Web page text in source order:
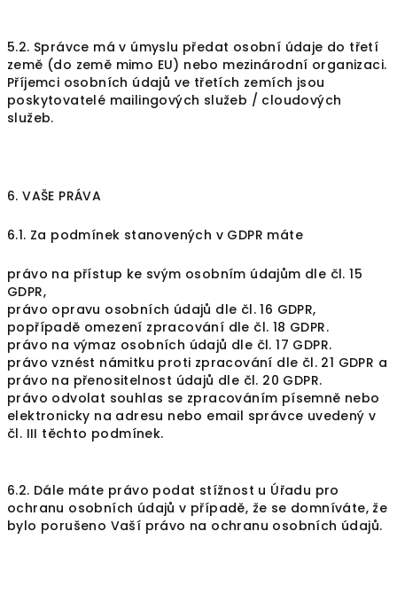
5.2. Správce má v úmyslu předat osobní údaje do třetí
země (do země mimo EU) nebo mezinárodní organizaci.
Příjemci osobních údajů ve třetích zemích jsou
poskytovatelé mailingových služeb / cloudových
služeb.
6. VAŠE PRÁVA
6.1. Za podmínek stanovených v GDPR máte
právo na přístup ke svým osobním údajům dle čl. 15
GDPR,
právo opravu osobních údajů dle čl. 16 GDPR,
popřípadě omezení zpracování dle čl. 18 GDPR.
právo na výmaz osobních údajů dle čl. 17 GDPR.
právo vznést námitku proti zpracování dle čl. 21 GDPR a
právo na přenositelnost údajů dle čl. 20 GDPR.
právo odvolat souhlas se zpracováním písemně nebo
elektronicky na adresu nebo email správce uvedený v
čl. III těchto podmínek.
6.2. Dále máte právo podat stížnost u Úřadu pro
ochranu osobních údajů v případě, že se domníváte, že
bylo porušeno Vaší právo na ochranu osobních údajů.